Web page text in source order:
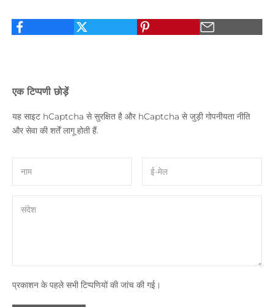
एक टिप्पणी छोड़ें
यह साइट hCaptcha से सुरक्षित है और hCaptcha से जुड़ीगोपनीयता नीति
और सेवा की शर्तेंलागू होती हैं.
प्रकाशन के पहले सभी टिप्पणियों की जांच की गई।